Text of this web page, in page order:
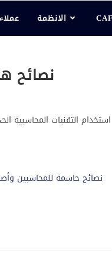
الانظمة
نصائح
استخدام التقنيات المحاسبية
نصائح حاسمة للمحاسبين